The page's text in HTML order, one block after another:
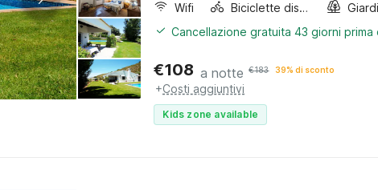
Wifi
Biciclette disponibili
Cancellazione gratuita 43 giorni prima
€108 a notte €183 39% di sconto
+Costi aggiuntivi
Kids zone available